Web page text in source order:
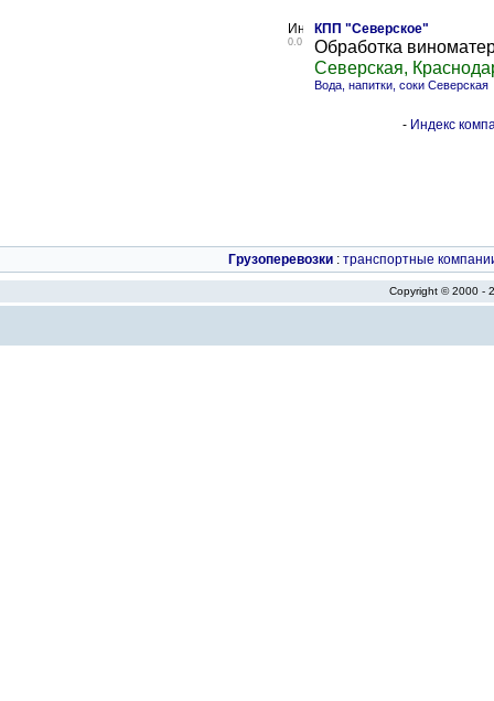
0.0
КПП "Северское"
Обработка
Северская,
Вода, напитки, соки Северская
- Индекс
Грузоперевозки : транспортные
Copyright © 2000 -